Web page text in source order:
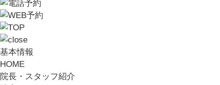
基本情報
HOME
院長・スタッフ紹介